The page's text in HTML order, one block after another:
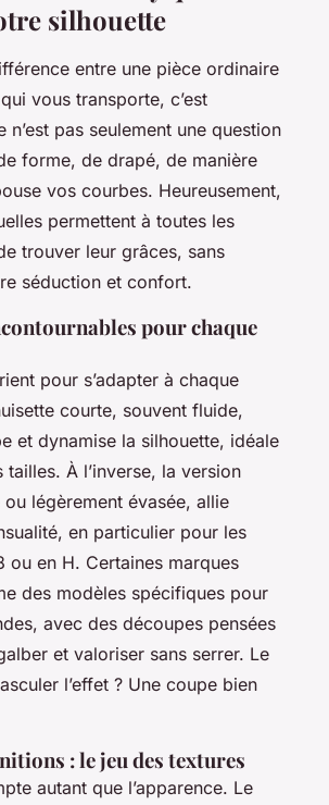
silhouette
entre une pièce ordinaire
vous transporte, c’est
n’est pas seulement une question
forme, de drapé, de manière
vos courbes. Heureusement,
permettent à toutes les
trouver leur grâces, sans
séduction et confort.
pour chaque
pour s’adapter à chaque
courte, souvent fluide,
et dynamise la silhouette, idéale
tailles. À l’inverse, la version
légèrement évasée, allie
en particulier pour les
ou en H. Certaines marques
des modèles spécifiques pour
avec des découpes pensées
et valoriser sans serrer. Le
l’effet ? Une coupe bien
: le jeu des textures
autant que l’apparence. Le